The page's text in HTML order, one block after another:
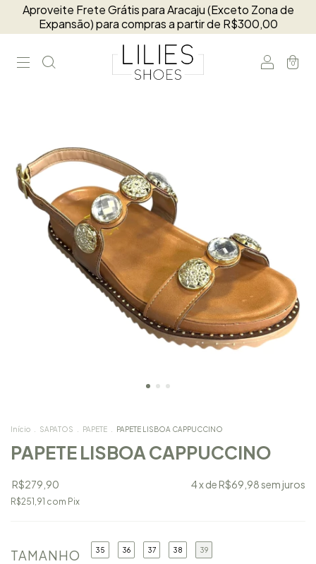
Aproveite Frete Grátis para Aracaju (Exceto Zona de
Expansão) para compras a partir de R$300,00
0
Início SAPATOS PAPETE PAPETE LISBOA CAPPUCCINO
PAPETE LISBOA CAPPUCCINO
R$279,90 4x de R$69,98sem juros
R$251,91 com Pix
TAMANHO 35 36 37 38 39